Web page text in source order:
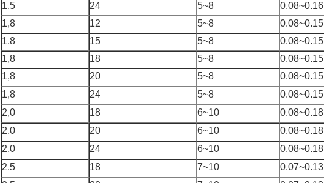
1,5
24 5~8
0.08~0.16
1,8
12 5~8
0.08~0.15
1,8
15 5~8
0.08~0.15
1,8
18 5~8
0.08~0.15
1,8
20 5~8
0.08~0.15
1,8
24 5~8
0.08~0.15
2,0
18 6~10
0.08~0.18
2,0
20 6~10
0.08~0.18
2,0
24 6~10
0.08~0.18
2,5
18 7~10
0.07~0.13